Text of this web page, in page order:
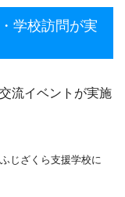
学校訪問が実
流イベントが実施
じざくら支援学校に